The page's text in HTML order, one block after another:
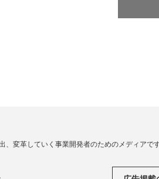
変革していく事業開発者のためのメディアです
ー